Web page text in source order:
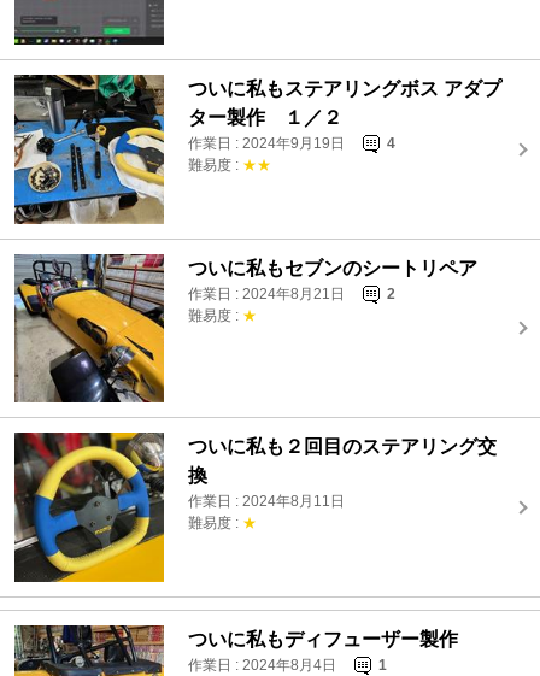
ついに私もステアリングボス アダプ
ター製作 １／２
作業日 : 2024年9月19日
4
難易度 : ★★
ついに私もセブンのシートリペア
作業日 : 2024年8月21日
2
難易度 : ★
ついに私も２回目のステアリング交
換
作業日 : 2024年8月11日
難易度 : ★
ついに私もディフューザー製作
作業日 : 2024年8月4日
1